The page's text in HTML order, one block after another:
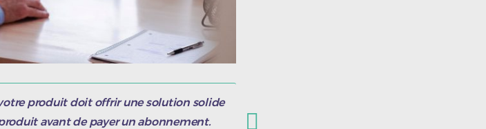
produit doit offrir une solution solide
avant de payer un abonnement.